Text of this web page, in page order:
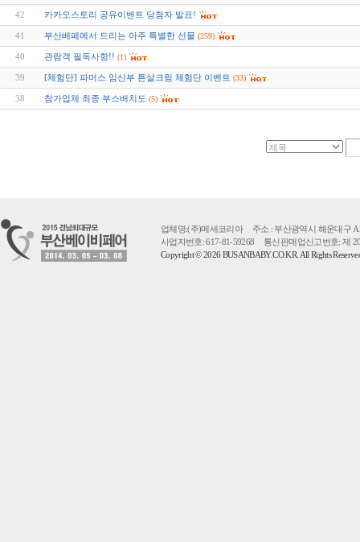
42 카카오스토리 공유이벤트 당첨자 발표!
41 부산베페에서 드리는 아주 특별한 선물 (259)
40 관람객 필독사항!! (1)
39 [체험단] 파머스 임산부 튼살크림 체험단 이벤트 (33)
38 참가업체 최종 부스배치도 (5)
업체명:(주)메세코리아 주소 : 부산광역시 해운대구
사업자번호: 617-81-59268 통신판매업신고번호: 제
Copyright © 2026 BUSANBABY.CO.KR. All Rights